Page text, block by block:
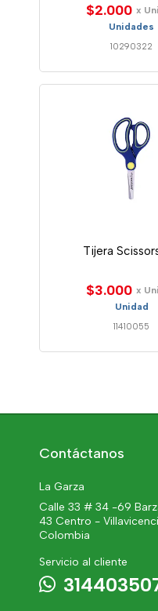
$2.000 x
Unidades
10290322
Tijera
$3.000 x
Unidad
11410055
Contáctanos
La Garza
Calle 33 # 34 -69
43 Centro -
Colombia
Servicio al cliente